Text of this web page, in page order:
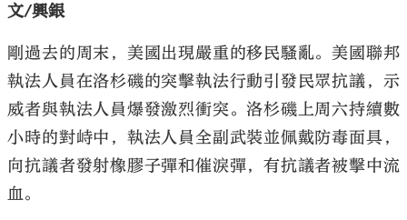
文/興銀
剛過去的周末，美國出現嚴重的移民騷亂。美國聯邦
執法人員在洛杉磯的突擊執法行動引發民眾抗議，示
威者與執法人員爆發激烈衝突。洛杉磯上周六持續數
小時的對峙中，執法人員全副武裝並佩戴防毒面具，
向抗議者發射橡膠子彈和催淚彈，有抗議者被擊中流
血。